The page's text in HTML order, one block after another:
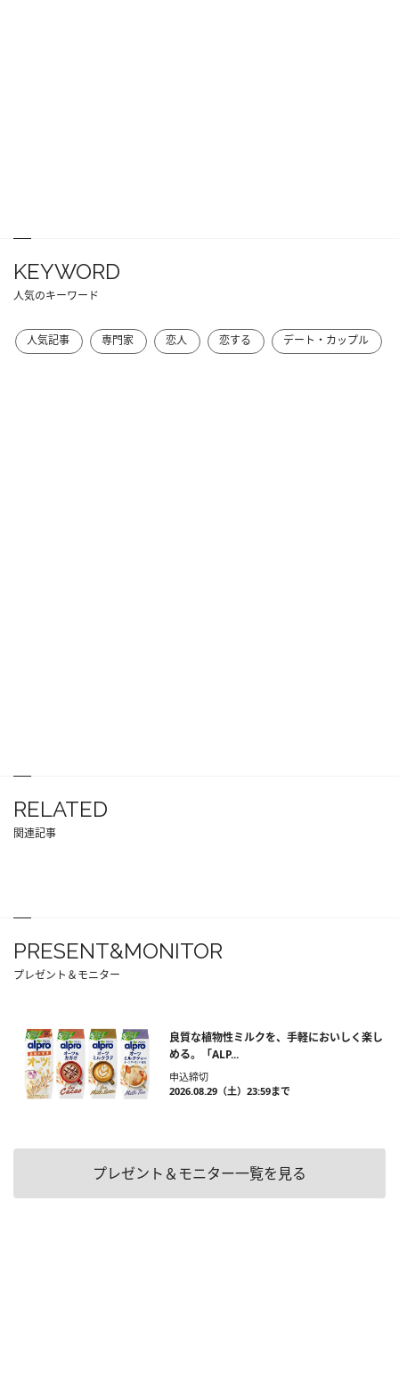
KEYWORD
人気のキーワード
人気記事 専門家 恋人 恋する デート・カップル
RELATED
関連記事
PRESENT&MONITOR
プレゼント＆モニター
良質な植物性ミルクを、手軽においしく楽し
める。「ALP...
申込締切
2026.08.29（土）23:59まで
プレゼント＆モニター一覧を見る